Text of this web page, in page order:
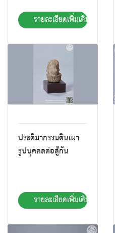
รายละเอียดเพิ่มเติม
ประติมากรรมดินเผา
รูปบุคคลต่อสู้กัน
รายละเอียดเพิ่มเติม